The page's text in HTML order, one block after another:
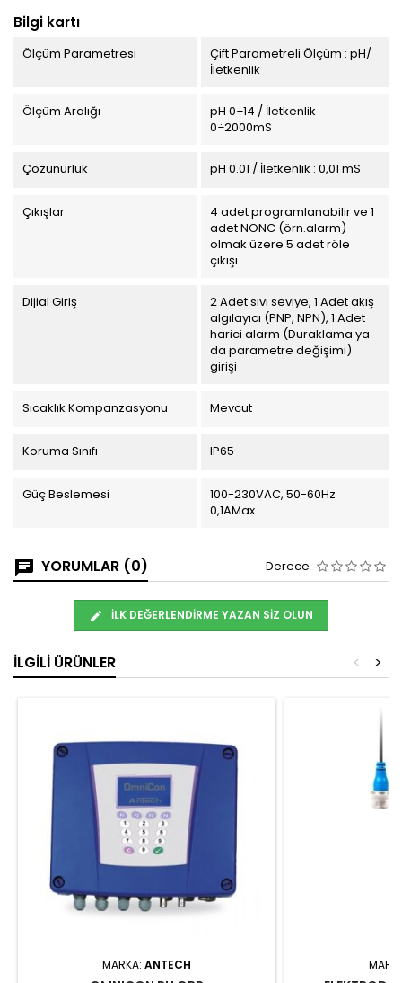
Bilgi kartı
Ölçüm Parametresi
Çift Parametreli Ölçüm : pH/
İletkenlik
Ölçüm Aralığı
pH 0÷14 / İletkenlik
0÷2000mS
Çözünürlük pH 0.01 / İletkenlik : 0,01 mS
Çıkışlar
4 adet programlanabilir ve 1
adet NONC (örn.alarm)
olmak üzere 5 adet röle
çıkışı
Dijial Giriş
2 Adet sıvı seviye, 1 Adet akış
algılayıcı (PNP, NPN), 1 Adet
harici alarm (Duraklama ya
da parametre değişimi)
girişi
Sıcaklık Kompanzasyonu Mevcut
Koruma Sınıfı IP65
Güç Beslemesi
100-230VAC, 50-60Hz
0,1AMax
YORUMLAR (0) Derece
İLK DEĞERLENDIRME YAZAN SIZ OLUN
İLGILI ÜRÜNLER >
<
MARKA: ANTECH